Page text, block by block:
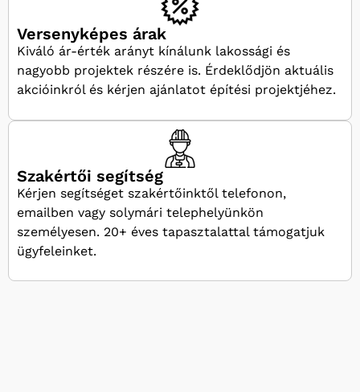
Versenyképes árak
Kiváló ár-érték arányt kínálunk lakossági és
nagyobb projektek részére is. Érdeklődjön aktuális
akcióinkról és kérjen ajánlatot építési projektjéhez.
Szakértői segítség
Kérjen segítséget szakértőinktől telefonon,
emailben vagy solymári telephelyünkön
személyesen. 20+ éves tapasztalattal támogatjuk
ügyfeleinket.